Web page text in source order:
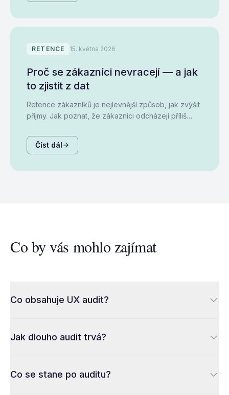
RETENCE 15. května 2026
Proč se zákazníci nevracejí — a jak
to zjistit z dat
Retence zákazníků je nejlevnější způsob, jak zvýšit
příjmy. Jak poznat, že zákazníci odcházejí příliš
Číst dál
Co by vás mohlo zajímat
Co obsahuje UX audit?
Jak dlouho audit trvá?
Co se stane po auditu?